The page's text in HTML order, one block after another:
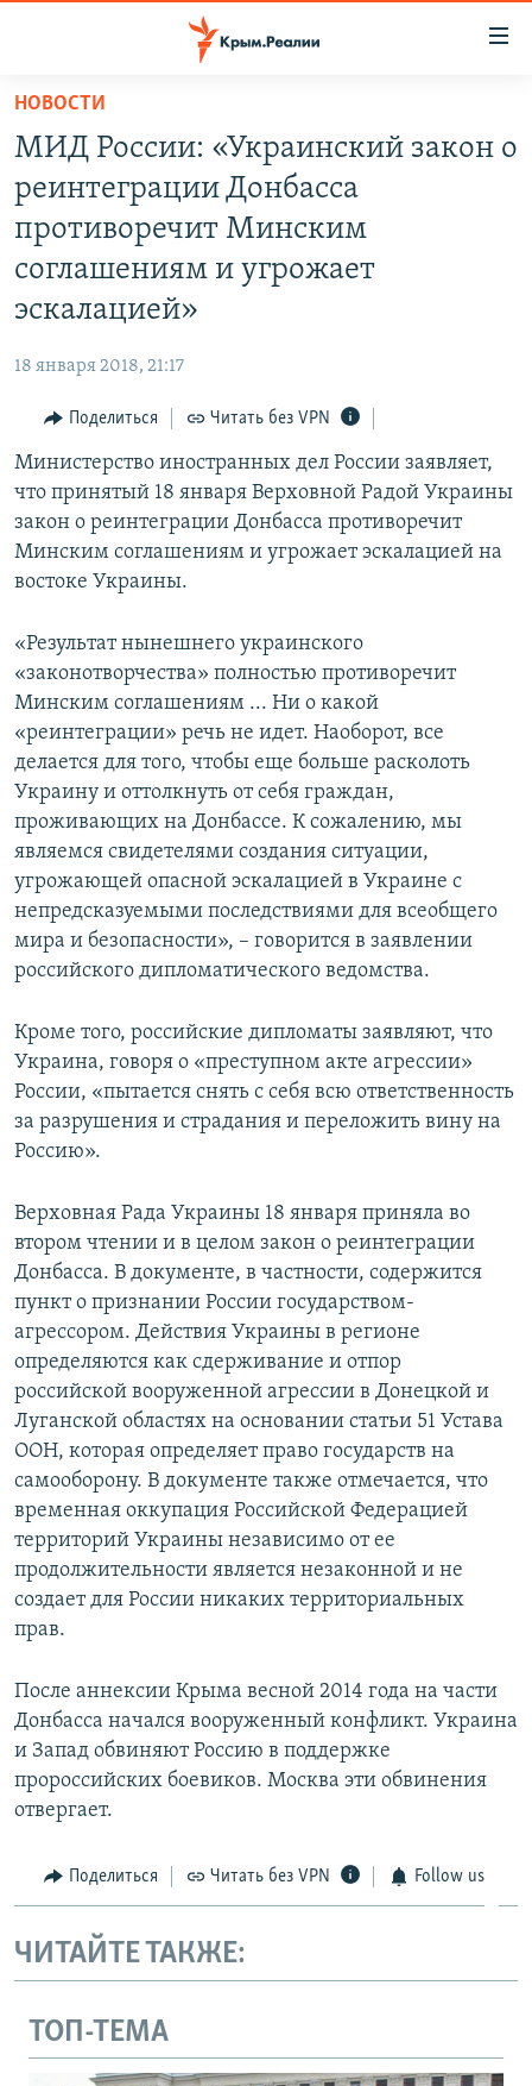
Вернуться
основному
содержанию
Вернутся
главной
навигации
СПЕЦПРОЕКТЫ
11 ЛЕТ ОККУПАЦИИ КРЫМА. 11 ИСТОРИЙ СОПРОТИВЛЕНИЯ
ВОДА
ЕЩЕ
ТЕЛЕПРОЕКТ КРЫМ.РЕАЛИИ
СОВЕТЫ ПРАВОЗАЩИТНИКОВ
ПОБЕДИТЕЛЕЙ НЕ СУДЯТ?
КРЫМ.НЕПОКОРЕННЫЙ
ELIFBE
УКРАИНСКАЯ ПРОБЛЕМА КРЫМА
КАК ОБОЙТИ БЛОКИРОВКУ
Qırımtatar
ПРИСОЕДИНЯЙТЕСЬ!
Все сайты RFE/RL
НОВОСТИ
МИД России: «Украинский закон о
реинтеграции Донбасса
противоречит Минским
соглашениям и угрожает
эскалацией»
18 января 2018, 21:17
Поделиться Читать без VPN
Министерство иностранных дел России заявляет,
что принятый 18 января Верховной Радой Украины
закон о реинтеграции Донбасса противоречит
Минским соглашениям и угрожает эскалацией на
востоке Украины.
«Результат нынешнего украинского
«законотворчества» полностью противоречит
Минским соглашениям ... Ни о какой
«реинтеграции» речь не идет. Наоборот, все
делается для того, чтобы еще больше расколоть
Украину и оттолкнуть от себя граждан,
проживающих на Донбассе. К сожалению, мы
являемся свидетелями создания ситуации,
угрожающей опасной эскалацией в Украине с
непредсказуемыми последствиями для всеобщего
мира и безопасности», – говорится в заявлении
российского дипломатического ведомства.
Кроме того, российские дипломаты заявляют, что
Украина, говоря о «преступном акте агрессии»
России, «пытается снять с себя всю ответственность
за разрушения и страдания и переложить вину на
Россию».
Верховная Рада Украины 18 января приняла во
втором чтении и в целом закон о реинтеграции
Донбасса. В документе, в частности, содержится
пункт о признании России государством-
агрессором. Действия Украины в регионе
определяются как сдерживание и отпор
российской вооруженной агрессии в Донецкой и
Луганской областях на основании статьи 51 Устава
ООН, которая определяет право государств на
самооборону. В документе также отмечается, что
временная оккупация Российской Федерацией
территорий Украины независимо от ее
продолжительности является незаконной и не
создает для России никаких территориальных
прав.
После аннексии Крыма весной 2014 года на части
Донбасса начался вооруженный конфликт. Украина
и Запад обвиняют Россию в поддержке
пророссийских боевиков. Москва эти обвинения
отвергает.
Поделиться Читать без VPN Follow us
ЧИТАЙТЕ ТАКЖЕ:
ТОП-ТЕМА